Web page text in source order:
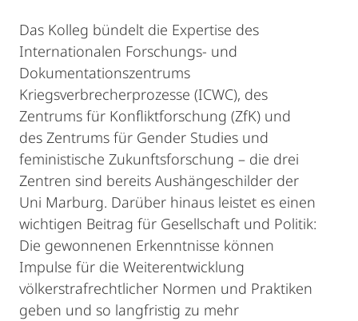
Das Kolleg bündelt die Expertise des
Internationalen Forschungs- und
Dokumentationszentrums
Kriegsverbrecherprozesse (ICWC), des
Zentrums für Konfliktforschung (ZfK) und
des Zentrums für Gender Studies und
feministische Zukunftsforschung – die drei
Zentren sind bereits Aushängeschilder der
Uni Marburg. Darüber hinaus leistet es einen
wichtigen Beitrag für Gesellschaft und Politik:
Die gewonnenen Erkenntnisse können
Impulse für die Weiterentwicklung
völkerstrafrechtlicher Normen und Praktiken
geben und so langfristig zu mehr